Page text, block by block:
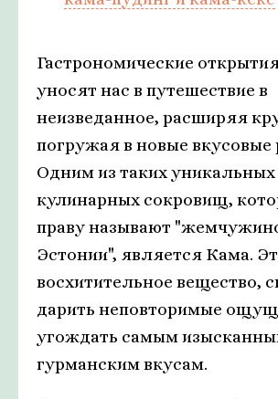
Гастрономические
уносят нас в путешествие в
неизведанное, расширяя
погружая в новые вкусовые
Одним из таких уникальных
кулинарных сокровищ,
праву называют
Эстонии", является Кама.
восхитительное вещество,
дарить неповторимые
угождать самым
гурманским вкусам.